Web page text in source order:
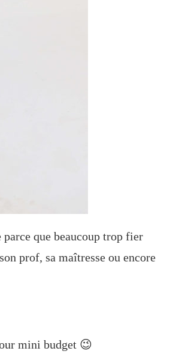
que beaucoup trop fier
prof, sa maîtresse ou encore
mini budget 😉